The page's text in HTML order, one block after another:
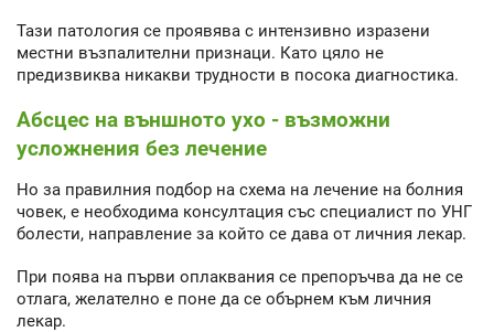
Тази патология се проявява с интензивно изразени
местни възпалителни признаци. Като цяло не
предизвиква никакви трудности в посока диагностика.
Абсцес на външното ухо - възможни
усложнения без лечение
Но за правилния подбор на схема на лечение на болния
човек, е необходима консултация със специалист по УНГ
болести, направление за който се дава от личния лекар.
При поява на първи оплаквания се препоръчва да не се
отлага, желателно е поне да се обърнем към личния
лекар.